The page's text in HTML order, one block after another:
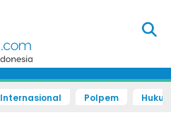
Internasional Polpem